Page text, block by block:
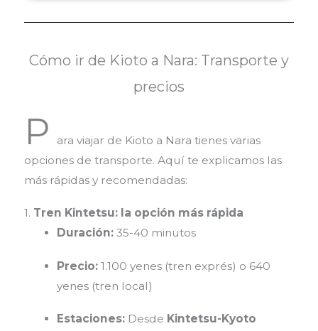
Cómo ir de Kioto a Nara: Transporte y
precios
P
ara viajar de Kioto a Nara tienes varias
opciones de transporte. Aquí te explicamos las
más rápidas y recomendadas:
1. Tren Kintetsu: la opción más rápida
Duración: 35-40 minutos
Precio: 1.100 yenes (tren exprés) o 640
yenes (tren local)
Estaciones: Desde Kintetsu-Kyoto